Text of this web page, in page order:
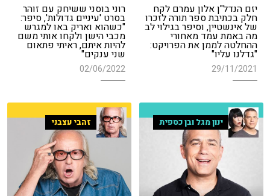
רוני בוסני ששיחק עם זוהר
בסרט 'עיניים גדולות', סיפר:
"כשהוא ואריק באו למגרש
מכבי הישן ולקחו אותי משם
להיות איתם, ראיתי פתאום
שני ענקים"
02/06/2022
יזם הנדל"ן אלון עמרם לקח
חלק בכתיבת ספר תורה לזכרו
של אינשטיין, וסיפר בגילוי לב
מה באמת עמד מאחורי
ההחלטה לממן את הפרויקט:
"גדלנו עליו"
29/11/2021
זהבי עצבני ינון מגל ובן כספית